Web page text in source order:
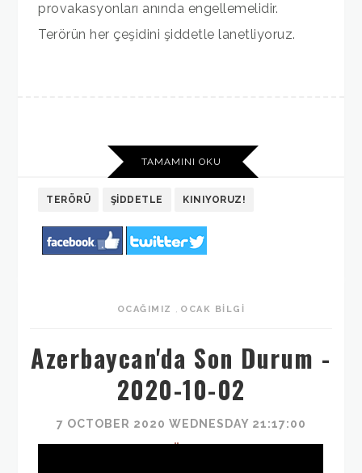
provakasyonları anında engellemelidir.
Terörün her çeşidini şiddetle lanetliyoruz.
TAMAMINI OKU
TERÖRÜ ŞIDDETLE KINIYORUZ!
OCAĞIMIZ , OCAK BILGI
Azerbaycan'da Son Durum -
2020-10-02
7 OCTOBER 2020 WEDNESDAY 21:17:00